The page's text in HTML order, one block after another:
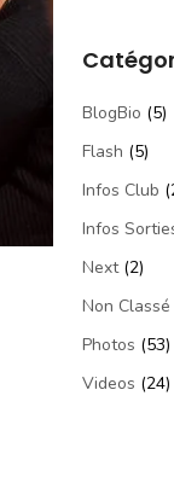
BlogBio (5)
Flash (5)
Infos Club
Infos
Next(2)
Non Classé
Photos (53)
Videos (24)